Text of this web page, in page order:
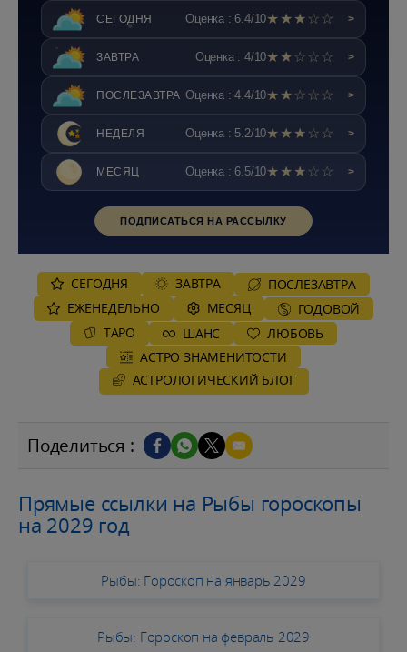
СЕГОДНЯ Оценка : 6.4/10★★★☆☆ >
ЗАВТРА Оценка : 4/10★★☆☆☆ >
ПОСЛЕЗАВТРА Оценка : 4.4/10★★☆☆☆ >
НЕДЕЛЯ Оценка : 5.2/10★★★☆☆ >
МЕСЯЦ Оценка : 6.5/10★★★☆☆ >
ПОДПИСАТЬСЯ НА РАССЫЛКУ
СЕГОДНЯ ЗАВТРА
ПОСЛЕЗАВТРА
ЕЖЕНЕДЕЛЬНО
MЕСЯЦ
ГОДОВОЙ
ТАРО
ШАНС
ЛЮБОВЬ
АСТРО ЗНАМЕНИТОСТИ
AСТРОЛОГИЧЕСКИЙ БЛОГ
Поделиться :
Прямые ссылки на Рыбы гороскопы
на 2029 год
Рыбы: Гороскоп на январь 2029
Рыбы: Гороскоп на февраль 2029